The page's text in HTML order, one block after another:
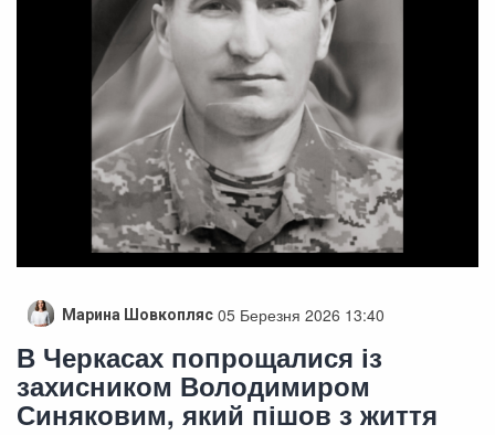
Марина Шовкопляс 05 Березня 2026 13:40
В Черкасах попрощалися із
захисником Володимиром
Синяковим, який пішов з життя